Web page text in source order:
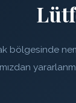
bölgesinde